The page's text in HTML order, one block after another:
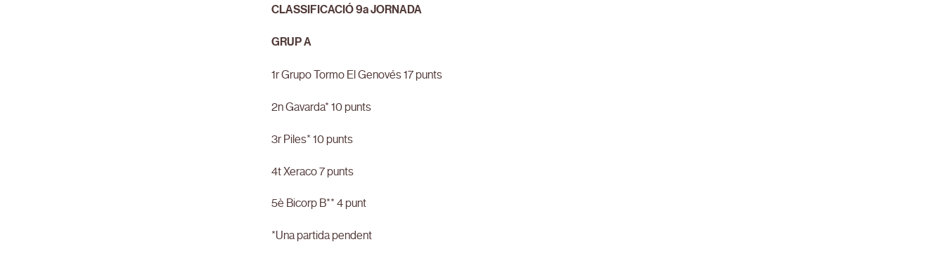
CLASSIFICACIÓ 9a JORNADA
GRUP A
1r Grupo Tormo El Genovés 17 punts
2n Gavarda* 10 punts
3r Piles* 10 punts
4t Xeraco 7 punts
5è Bicorp B** 4 punt
*Una partida pendent